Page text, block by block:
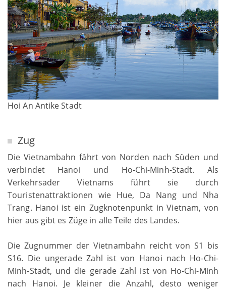
Hoi An Antike Stadt
Zug
Die Vietnambahn fährt von Norden nach Süden und
verbindet Hanoi und Ho-Chi-Minh-Stadt. Als
Verkehrsader Vietnams führt sie durch
Touristenattraktionen wie Hue, Da Nang und Nha
Trang. Hanoi ist ein Zugknotenpunkt in Vietnam, von
hier aus gibt es Züge in alle Teile des Landes.
Die Zugnummer der Vietnambahn reicht von S1 bis
S16. Die ungerade Zahl ist von Hanoi nach Ho-Chi-
Minh-Stadt, und die gerade Zahl ist von Ho-Chi-Minh
nach Hanoi. Je kleiner die Anzahl, desto weniger